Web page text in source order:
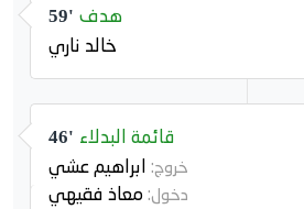
59' هدف
خالد ناري
46' قائمة البدلاء
خروج: ابراهيم عشي
دخول: معاذ فقيهي